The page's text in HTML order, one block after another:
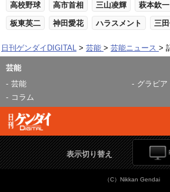
高校野球 高市首相 三山凌輝 萩本欽一
板東英二 神田愛花 ハラスメント 三
日刊ゲンダイDIGITAL 芸能 芸能ニュース
芸能
芸能
グラビア
コラム
表示切り替え
（C）Nikkan Gendai